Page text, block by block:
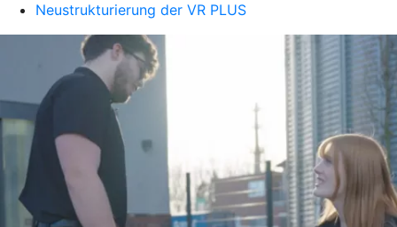
Neustrukturierung der VR PLUS